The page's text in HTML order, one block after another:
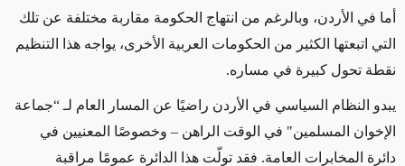
أما في الأردن، وبالرغم من انتهاج الحكومة مقاربة مختلفة عن تلك
التي اتبعتها الكثير من الحكومات العربية الأخرى، يواجه هذا التنظيم
نقطة تحول كبيرة في مساره.
يبدو النظام السياسي في الأردن راضيًا عن المسار العام لـ “جماعة
الإخوان المسلمين" في الوقت الراهن – وخصوصًا المعنيين في
دائرة المخابرات العامة. فقد تولّت هذا الدائرة عمومًا مراقبة